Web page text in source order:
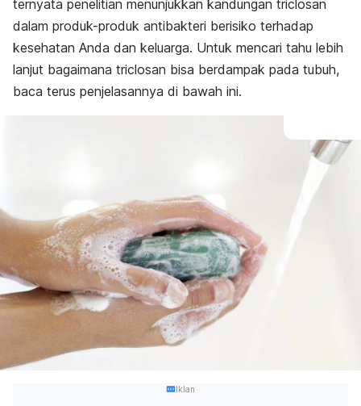
ternyata penelitian menunjukkan kandungan triclosan
dalam produk-produk antibakteri berisiko terhadap
kesehatan Anda dan keluarga. Untuk mencari tahu lebih
lanjut bagaimana triclosan bisa berdampak pada tubuh,
baca terus penjelasannya di bawah ini.
Iklan